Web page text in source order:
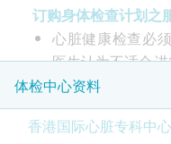
空腹血糖
2 基本项目
基本健康评估
因。
冠心病的成因是
积聚，令负责供
流动，导致运动时
定期进行心脏健
心脏病风险
订购身体检查计划之
心脏健康检查必
医生认为不适合
中心 将收取医生
之费用，余额将
客户收到由健康
体检中心资料
香港国际心脏专科中心